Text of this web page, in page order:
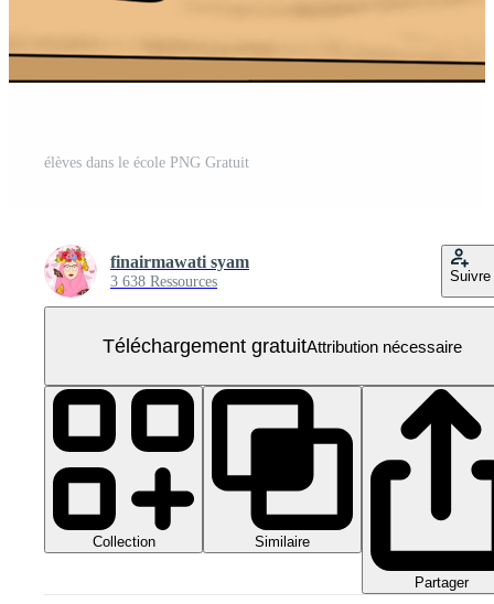
élèves dans le école PNG Gratuit
finairmawati syam
3 638 Ressources Suivre
Téléchargement gratuitAttribution nécessaire
Collection Similaire
Partager